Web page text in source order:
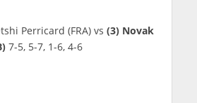
Perricard (FRA) vs (3) Novak
7-5, 5-7, 1-6, 4-6